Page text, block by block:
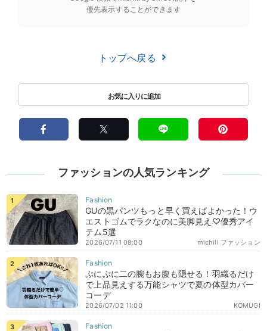
優先表示することができます
トップへ戻る
ファッションの人気ランキング
GUの黒パンツもっと早く買えばよかった！ウ
エストゴムでラクなのに美脚見え♡優秀アイ
テム5選
michill ファッション
2026/07/11 08:00
ぷにぷに二の腕もお腹も隠せる！羽織るだけ
で上品見えする万能シャツで夏の体型カバー
コーデ
KOMUGI
2026/07/02 11:00